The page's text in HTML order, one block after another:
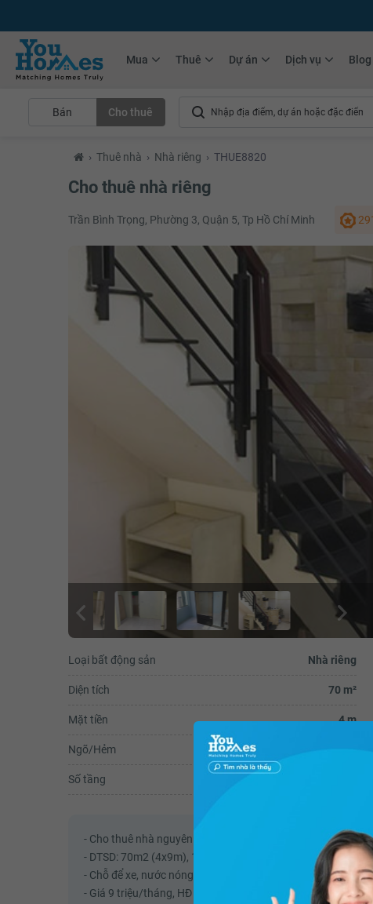
Mua Thuê Dự án Dịch vụ Blog
Bán Cho thuê
› Thuê nhà › Nhà riêng › THUE8820
Cho thuê nhà riêng
Trần Bình Trọng, Phường 3, Quận 5, Tp Hồ Chí Minh
Loại bất động sản Nhà riêng
Diện tích 70 m²
Mặt tiền 4 m
Ngõ/Hẻm
Số tầng
- Cho thuê nhà nguyên căn, hẻm 174 Trần Bình Trọng, P.3,
- DTSD: 70m2 (4x9m), 1 lầu, phòng khách, 2 phòng ngủ, bếp,
- Chỗ để xe, nước nóng năng lượng mặt trời, điện nước chính,
- Giá 9 triệu/tháng, HĐ lâu dài,